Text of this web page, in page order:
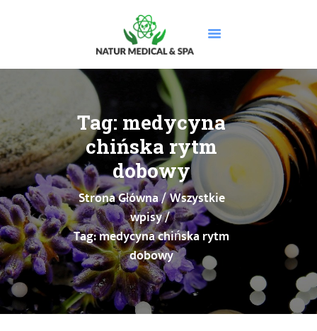
Tag: medycyna
chińska rytm
dobowy
Strona Główna Wszystkie
wpisy
Tag: medycyna chińska rytm
dobowy
STRONA GŁÓWNA
O NAS
USŁUGI
MASAŻE
CENNIK
PROMOCJE
DOLEGLIWOŚCI
GALERIA
BLOG
KONTAKT
BOOKSY